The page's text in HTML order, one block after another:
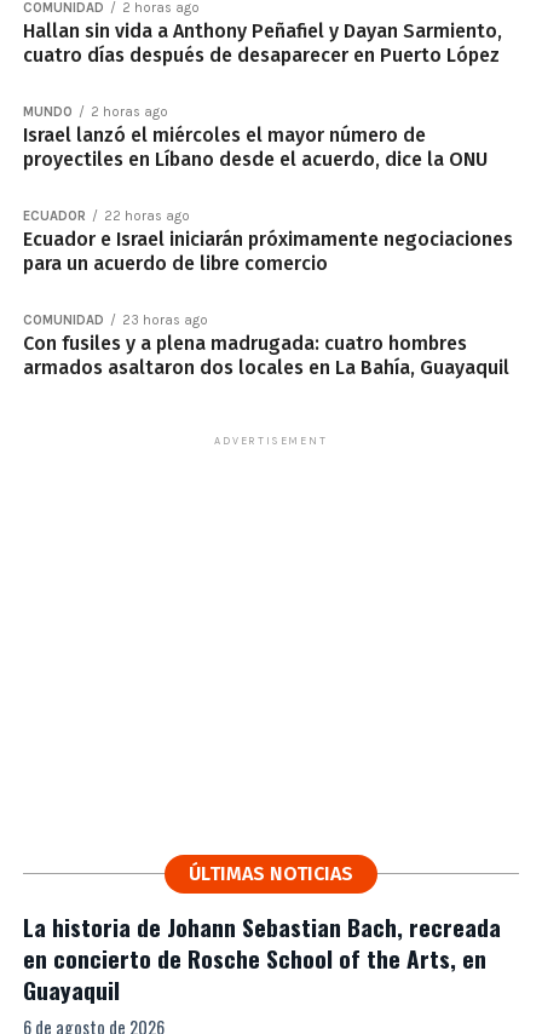
COMUNIDAD 2 horas ago
Hallan sin vida a Anthony Peñafiel y Dayan Sarmiento,
cuatro días después de desaparecer en Puerto López
MUNDO 2 horas ago
Israel lanzó el miércoles el mayor número de
proyectiles en Líbano desde el acuerdo, dice la ONU
ECUADOR 22 horas ago
Ecuador e Israel iniciarán próximamente negociaciones
para un acuerdo de libre comercio
COMUNIDAD 23 horas ago
Con fusiles y a plena madrugada: cuatro hombres
armados asaltaron dos locales en La Bahía, Guayaquil
ADVERTISEMENT
ÚLTIMAS NOTICIAS
La historia de Johann Sebastian Bach, recreada
en concierto de Rosche School of the Arts, en
Guayaquil
6 de agosto de 2026